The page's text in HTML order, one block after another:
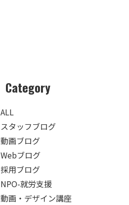
Category
ALL
スタッフブログ
動画ブログ
Webブログ
採用ブログ
NPO-就労支援
動画・デザイン講座